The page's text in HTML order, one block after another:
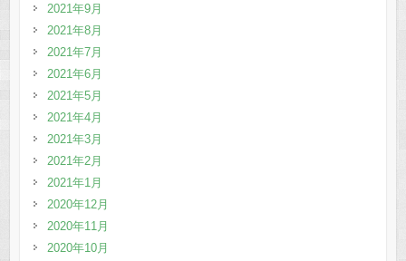
2021年9月
2021年8月
2021年7月
2021年6月
2021年5月
2021年4月
2021年3月
2021年2月
2021年1月
2020年12月
2020年11月
2020年10月